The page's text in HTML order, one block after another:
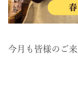
今月も皆様のご